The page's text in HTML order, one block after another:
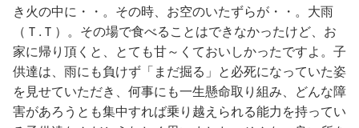
き火の中に・・。その時、お空のいたずらが・・。大雨
（Ｔ.Ｔ）。その場で食べることはできなかったけど、お
家に帰り頂くと、とても甘～くておいしかったですよ。子
供達は、雨にも負けず「まだ掘る」と必死になっていた姿
を見せていただき、何事にも一生懸命取り組み、どんな障
害があろうとも集中すれば乗り越えられる能力を持ってい